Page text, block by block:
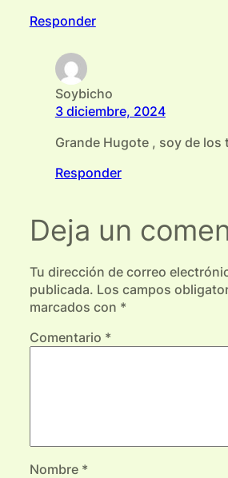
Responder
Soybicho
3 diciembre, 2024
Grande Hugote , soy de los
Responder
Deja un
Tu dirección de correo
publicada. Los campos
marcados con *
Comentario *
Nombre *